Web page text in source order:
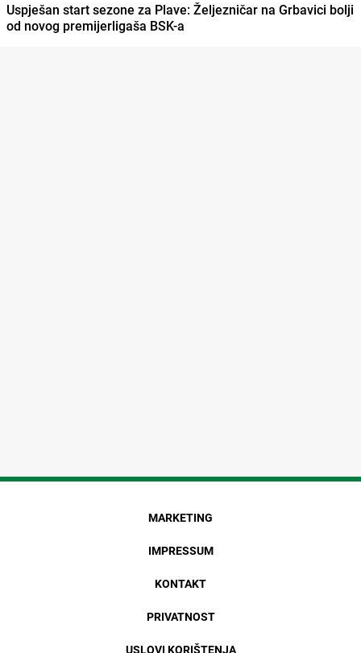
Uspješan start sezone za Plave: Željezničar na Grbavici bolji
od novog premijerligaša BSK-a
MARKETING
IMPRESSUM
KONTAKT
PRIVATNOST
USLOVI KORIŠTENJA